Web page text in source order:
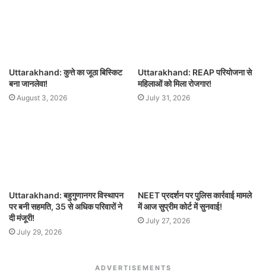
Uttarakhand: कुत्ते का जूठा बिस्किट
बना जानलेवा!
August 3, 2026
Uttarakhand: REAP परियोजना से
महिलाओं को मिला रोजगार!
July 31, 2026
Uttarakhand: बहुगुणानगर विस्थापन
पर बनी सहमति, 35 से अधिक परिवारों ने
दी मंजूरी!
July 29, 2026
NEET प्रदर्शन पर पुलिस कार्रवाई मामले
में आज सुप्रीम कोर्ट में सुनवाई!
July 27, 2026
ADVERTISEMENTS